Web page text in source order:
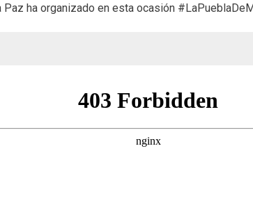
Nuestra
(18/01/24)
Paz ha organizado en esta ocasión